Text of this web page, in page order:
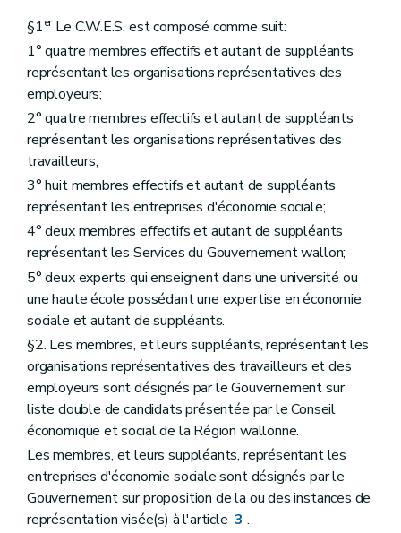
§1erLe C.W.E.S. est composé comme suit:
1° quatre membres effectifs et autant de suppléants
représentant les organisations représentatives des
employeurs;
2° quatre membres effectifs et autant de suppléants
représentant les organisations représentatives des
travailleurs;
3° huit membres effectifs et autant de suppléants
représentant les entreprises d'économie sociale;
4° deux membres effectifs et autant de suppléants
représentant les Services du Gouvernement wallon;
5° deux experts qui enseignent dans une université ou
une haute école possédant une expertise en économie
sociale et autant de suppléants.
§2. Les membres, et leurs suppléants, représentant les
organisations représentatives des travailleurs et des
employeurs sont désignés par le Gouvernement sur
liste double de candidats présentée par le Conseil
économique et social de la Région wallonne.
Les membres, et leurs suppléants, représentant les
entreprises d'économie sociale sont désignés par le
Gouvernement sur proposition de la ou des instances de
représentation visée(s) à l'article3 .